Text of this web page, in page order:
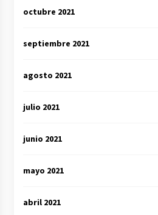
octubre 2021
septiembre 2021
agosto 2021
julio 2021
junio 2021
mayo 2021
abril 2021